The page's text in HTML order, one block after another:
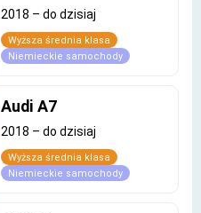
2018 – do dzisiaj
Wyższa średnia klasa
Niemieckie samochody
Audi A7
2018 – do dzisiaj
Wyższa średnia klasa
Niemieckie samochody